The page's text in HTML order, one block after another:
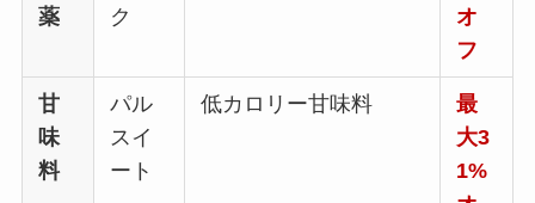
薬
ク
オ
フ
甘
味
料
パル
スイ
ート
低カロリー甘味料
最
大3
1%